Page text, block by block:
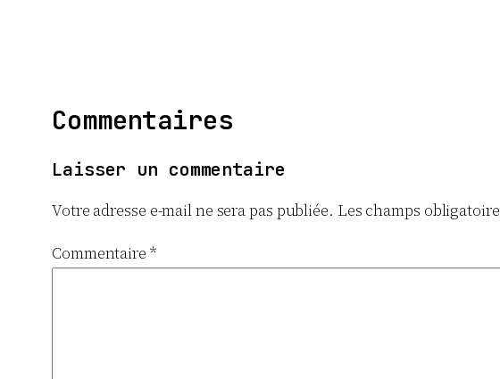
Commentaires
Laisser un commentaire
Votre adresse e-mail ne sera pas publiée. Les champs
Commentaire *